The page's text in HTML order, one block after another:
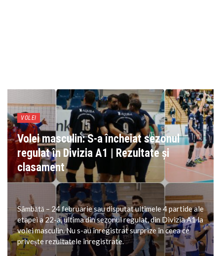
VOLEI
Volei masculin: S-a încheiat sezonul
regulat în Divizia A1 | Rezultate și
clasament
Sâmbătă – 24 februarie sau disputat ultimele 4 partide ale
etapei a 22-a, ultima din sezonul regulat, din Divizia A1 la
volei masculin. Nu s-au înregistrat surprize în ceea ce
privește rezultatele înregistrate.